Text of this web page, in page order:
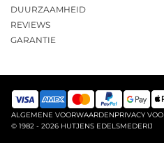
DUURZAAMHEID
REVIEWS
GARANTIE
ALGEMENE VOORWAARDENPRIVACY
© 1982 - 2026 HUTJENS EDELSMEDERIJ